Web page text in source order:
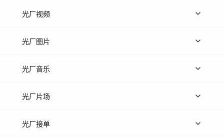
光厂视频
上传视频
光厂图片
上传图片
光厂音乐
热门音乐
光厂片场
上传案例
光厂接单